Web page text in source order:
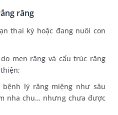
răng
thai kỳ hoặc đang nuôi con
men răng và cấu trúc răng
bệnh lý răng miệng như sâu
nha chu… nhưng chưa được